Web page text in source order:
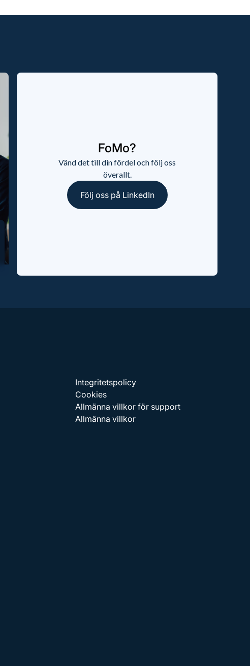
FoMo?
Vänd det till din fördel och följ oss
överallt.
Följ oss på LinkedIn
Integritetspolicy
Cookies
Allmänna villkor för support
Allmänna villkor